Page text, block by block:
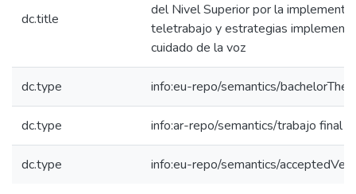
dc.title
del Nivel Superior por la
teletrabajo y estrategias
cuidado de la voz
dc.type info:eu-repo/semantics/
dc.type info:ar-repo/semantics/trabajo final
dc.type info:eu-repo/semantics/